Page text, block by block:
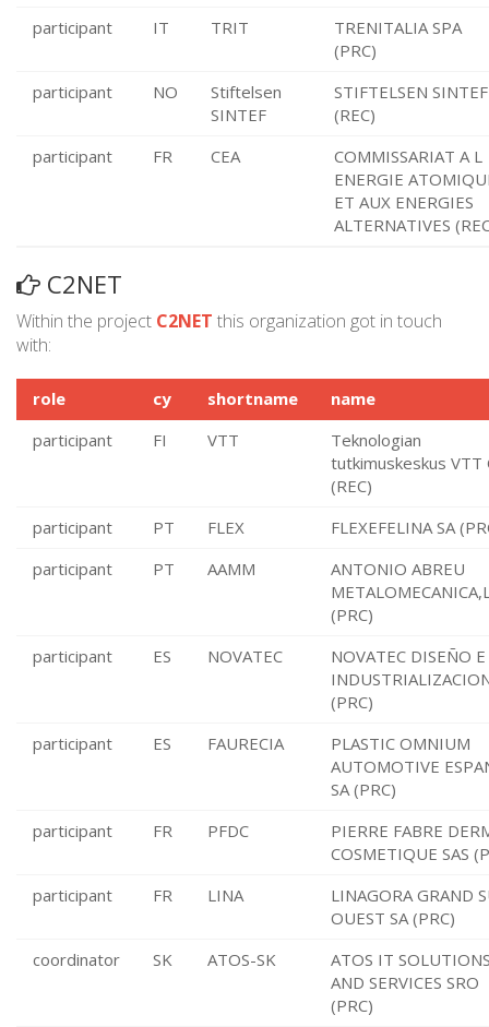
participant
IT TRIT
TRENITALIA SPA
(PRC)
participant
NO
Stiftelsen
SINTEF
STIFTELSEN SINTEF
(REC)
participant
FR CEA
COMMISSARIAT A L
ENERGIE
ET AUX ENERGIES
ALTERNATIVES
C2NET
Within the project C2NET this organization got in touch
with:
role cy shortname
name
participant
FI VTT
Teknologian
tutkimuskeskus VTT
(REC)
participant
PT FLEX
FLEXEFELINA SA
participant
PT AAMM
ANTONIO ABREU
(PRC)
participant
ES NOVATEC
NOVATEC DISEÑO E
(PRC)
participant
ES FAURECIA
PLASTIC OMNIUM
AUTOMOTIVE
SA (PRC)
participant
FR PFDC
PIERRE FABRE
COSMETIQUE SAS
participant
FR LINA
LINAGORA GRAND
OUEST SA (PRC)
coordinator
SK ATOS-SK
ATOS IT
AND SERVICES SRO
(PRC)